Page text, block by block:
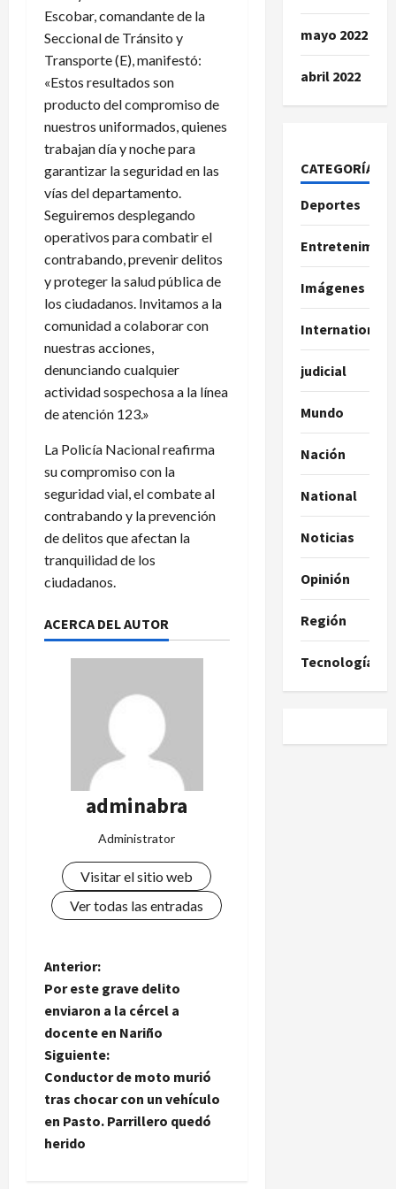
Escobar, comandante de la
Seccional de Tránsito y
Transporte (E), manifestó:
«Estos resultados son
producto del compromiso de
nuestros uniformados, quienes
trabajan día y noche para
garantizar la seguridad en las
vías del departamento.
Seguiremos desplegando
operativos para combatir el
contrabando, prevenir delitos
y proteger la salud pública de
los ciudadanos. Invitamos a la
comunidad a colaborar con
nuestras acciones,
denunciando cualquier
actividad sospechosa a la línea
de atención 123.»
La Policía Nacional reafirma
su compromiso con la
seguridad vial, el combate al
contrabando y la prevención
de delitos que afectan la
tranquilidad de los
ciudadanos.
ACERCA DEL AUTOR
adminabra
Administrator
Visitar el sitio web
Ver todas las entradas
N
a
v
e
g
a
Anterior:
Por este grave delito
enviaron a la cércel a
docente en Nariño
Siguiente:
Conductor de moto murió
tras chocar con un vehículo
en Pasto. Parrillero quedó
herido
mayo 2022
abril 2022
CATEGORÍAS
Deportes
Imágenes
International
judicial
Mundo
Nación
National
Noticias
Opinión
Región
Tecnología